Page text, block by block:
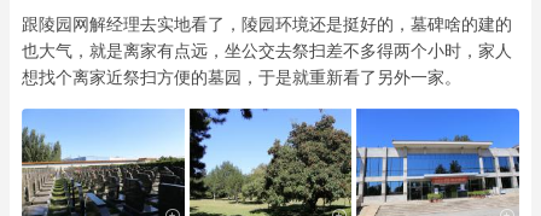
跟陵园网解经理去实地看了，陵园环境还是挺好的，墓碑啥的建的
也大气，就是离家有点远，坐公交去祭扫差不多得两个小时，家人
想找个离家近祭扫方便的墓园，于是就重新看了另外一家。